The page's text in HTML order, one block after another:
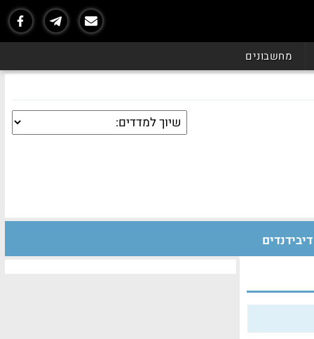
מחשבונים
דיבידנדים